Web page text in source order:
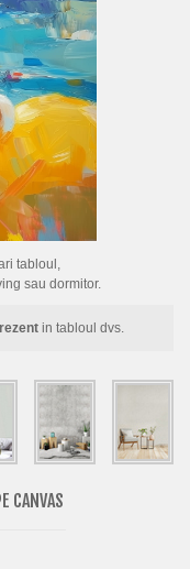
tabloul,
sau dormitor.
in tabloul dvs.
CANVAS